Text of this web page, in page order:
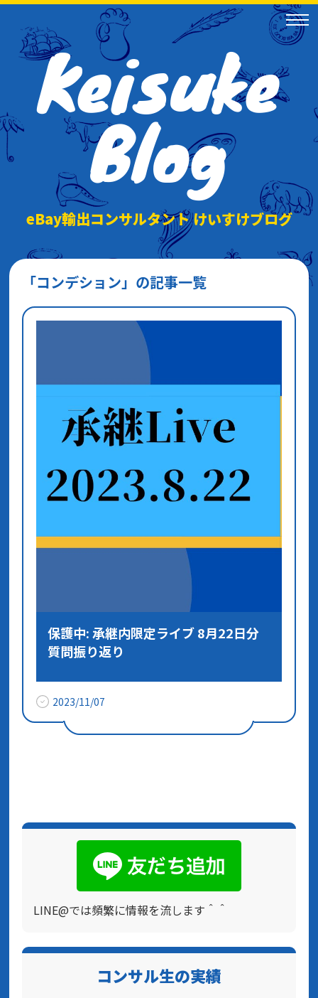
Keisuke
Blog
eBay輸出コンサルタント けいすけブログ
「コンデション」の記事一覧
保護中: 承継内限定ライブ 8月22日分
質問振り返り
2023/11/07
LINE@では頻繁に情報を流します＾＾
コンサル生の実績